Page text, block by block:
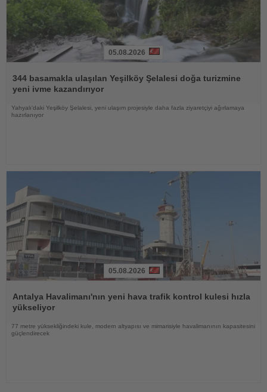
Oku
05.08.2026
344 basamakla ulaşılan Yeşilköy Şelalesi doğa turizmine
yeni ivme kazandırıyor
Yahyalı'daki Yeşilköy Şelalesi, yeni ulaşım projesiyle daha fazla ziyaretçiyi ağırlamaya
hazırlanıyor
Oku
05.08.2026
Antalya Havalimanı'nın yeni hava trafik kontrol kulesi hızla
yükseliyor
77 metre yüksekliğindeki kule, modern altyapısı ve mimarisiyle havalimanının kapasitesini
güçlendirecek